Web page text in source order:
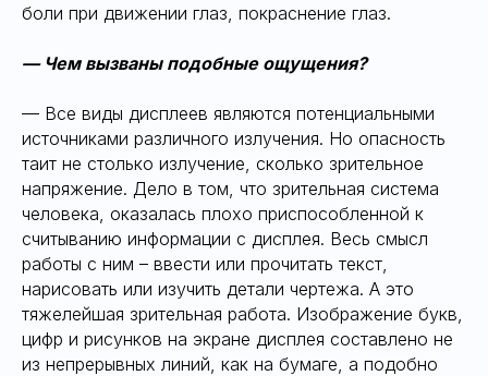
боли при движении глаз, покраснение глаз.
— Чем вызваны подобные ощущения?
— Все виды дисплеев являются потенциальными
источниками различного излучения. Но опасность
таит не столько излучение, сколько зрительное
напряжение. Дело в том, что зрительная система
человека, оказалась плохо приспособленной к
считыванию информации с дисплея. Весь смысл
работы с ним – ввести или прочитать текст,
нарисовать или изучить детали чертежа. А это
тяжелейшая зрительная работа. Изображение букв,
цифр и рисунков на экране дисплея составлено не
из непрерывных линий, как на бумаге, а подобно